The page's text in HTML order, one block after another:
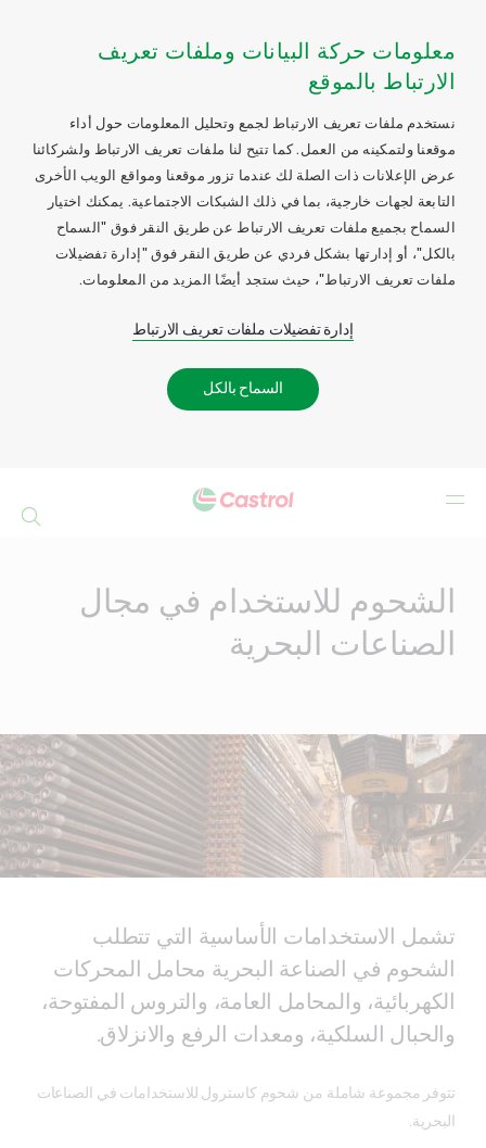
معلومات حركة البيانات وملفات تعريف
الارتباط بالموقع
نستخدم ملفات تعريف الارتباط لجمع وتحليل المعلومات حول أداء
موقعنا ولتمكينه من العمل. كما تتيح لنا ملفات تعريف الارتباط ولشركائنا
عرض الإعلانات ذات الصلة لك عندما تزور موقعنا ومواقع الويب الأخرى
التابعة لجهات خارجية، بما في ذلك الشبكات الاجتماعية. يمكنك اختيار
السماح بجميع ملفات تعريف الارتباط عن طريق النقر فوق "السماح
بالكل"، أو إدارتها بشكل فردي عن طريق النقر فوق "إدارة تفضيلات
ملفات تعريف الارتباط"، حيث ستجد أيضًا المزيد من المعلومات.
إدارة تفضيلات ملفات تعريف الارتباط
السماح بالكل
الشحوم للاستخدام في مجال
الصناعات البحرية
تشمل الاستخدامات الأساسية التي تتطلب
الشحوم في الصناعة البحرية محامل المحركات
الكهربائية، والمحامل العامة، والتروس المفتوحة،
والحبال السلكية، ومعدات الرفع والانزلاق.
تتوفر مجموعة شاملة من شحوم كاسترول للاستخدامات في الصناعات
البحرية.